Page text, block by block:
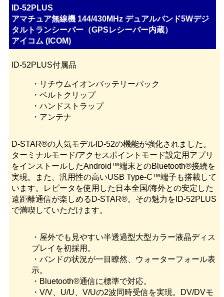
ID-52PLUS
アマチュア無線機 144/430MHz デュアルバンド5Wデジ
タルトランシーバー（GPSレシーバー内蔵）
アイコム (ICOM)
ID-52PLUS付属品
・リチウムイオンバッテリーパック
・ベルトクリップ
・ハンドストラップ
・アンテナ
D-STAR®の人気モデルID-52の機能が強化されました。
ターミナルモード/アクセスポイントモード設定用アプリ
をインストールしたAndroid™端末とのBluetooth®接続を
実現。また、汎用性の高いUSB Type-C™端子も搭載して
います。レピータを使用した日本全国/海外との安定した
遠距離通信が楽しめるD-STAR®。その魅力をID-52PLUS
で満喫していただけます。
・屋外でも見やすい半透過型大型カラー液晶ディス
プレイを初採用。
・バンドの状況が一目瞭然、ウォーターフォール表
示。
・Bluetooth®通信に標準で対応。
・V/V、U/U、V/Uの2波同時受信を実現。DV/DVモ